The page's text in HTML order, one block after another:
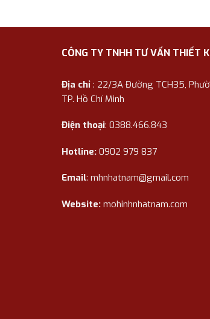
CÔNG TY TNHH TƯ VẤN THIẾT
Địa chỉ : 22/3A Đường TCH35,
TP. Hồ Chí Minh
Điện thoại: 0388.466.843
Hotline: 0902 979 837
Email: mhnhatnam@gmail.com
Website: mohinhnhatnam.com